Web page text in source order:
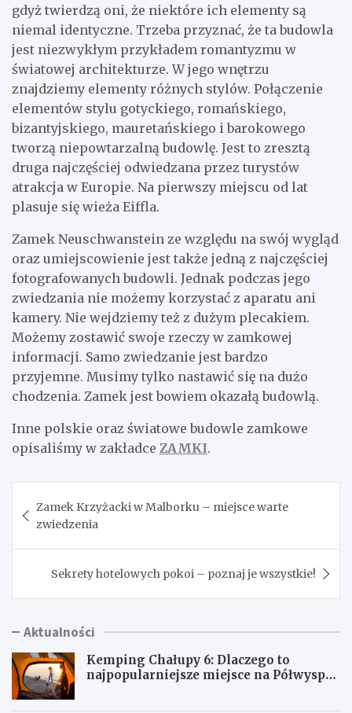
gdyż twierdzą oni, że niektóre ich elementy są
niemal identyczne. Trzeba przyznać, że ta budowla
jest niezwykłym przykładem romantyzmu w
światowej architekturze. W jego wnętrzu
znajdziemy elementy różnych stylów. Połączenie
elementów stylu gotyckiego, romańskiego,
bizantyjskiego, mauretańskiego i barokowego
tworzą niepowtarzalną budowlę. Jest to zresztą
druga najczęściej odwiedzana przez turystów
atrakcja w Europie. Na pierwszy miejscu od lat
plasuje się wieża Eiffla.
Zamek Neuschwanstein ze względu na swój wygląd
oraz umiejscowienie jest także jedną z najczęściej
fotografowanych budowli. Jednak podczas jego
zwiedzania nie możemy korzystać z aparatu ani
kamery. Nie wejdziemy też z dużym plecakiem.
Możemy zostawić swoje rzeczy w zamkowej
informacji. Samo zwiedzanie jest bardzo
przyjemne. Musimy tylko nastawić się na dużo
chodzenia. Zamek jest bowiem okazałą budowlą.
Inne polskie oraz światowe budowle zamkowe
opisaliśmy w zakładce ZAMKI.
wpisu
Zamek Krzyżacki w Malborku – miejsce warte
zwiedzenia
Sekrety hotelowych pokoi – poznaj je wszystkie!
Aktualności
Kemping Chałupy 6: Dlaczego to
najpopularniejsze miejsce na Półwyspie